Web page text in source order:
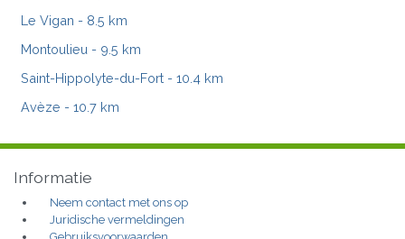
Le Vigan - 8.5 km
Montoulieu - 9.5 km
Saint-Hippolyte-du-Fort - 10.4 km
Avèze - 10.7 km
Informatie
Neem contact met ons op
Juridische vermeldingen